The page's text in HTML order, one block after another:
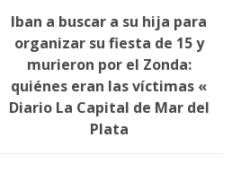
Iban a buscar a su hija para
organizar su fiesta de 15 y
murieron por el Zonda:
quiénes eran las víctimas «
Diario La Capital de Mar del
Plata